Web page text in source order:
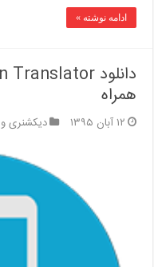
ادامه نوشته »
همراه
۱۲ آبان ۱۳۹۵ دیکشنری